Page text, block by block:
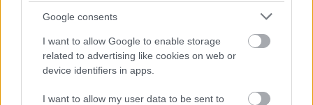
Google consents
I want to allow Google to enable storage
related to advertising like cookies on web or
device identifiers in apps.
I want to allow my user data to be sent to